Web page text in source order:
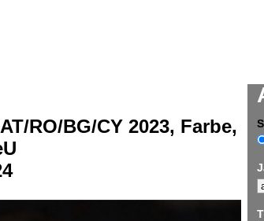
RO/BG/CY 2023, Farbe,